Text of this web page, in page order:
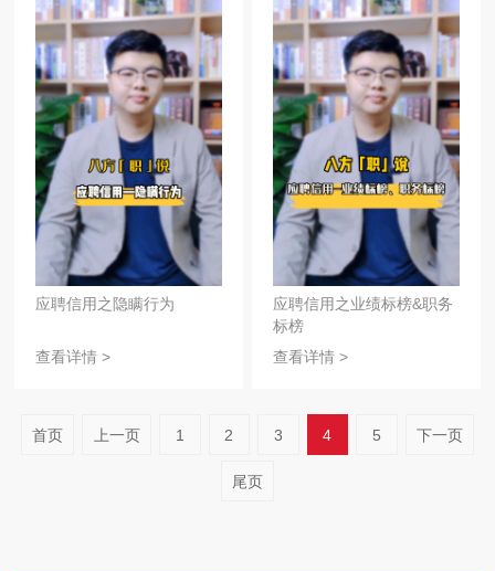
应聘信用之隐瞒行为
查看详情 >
应聘信用之业绩标榜&职务
标榜
查看详情 >
首页 上一页 1 2 3 4 5 下一页
尾页